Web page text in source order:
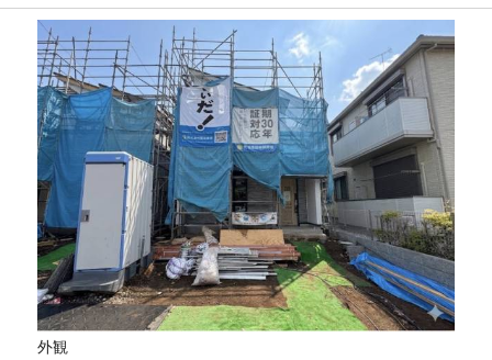
外観